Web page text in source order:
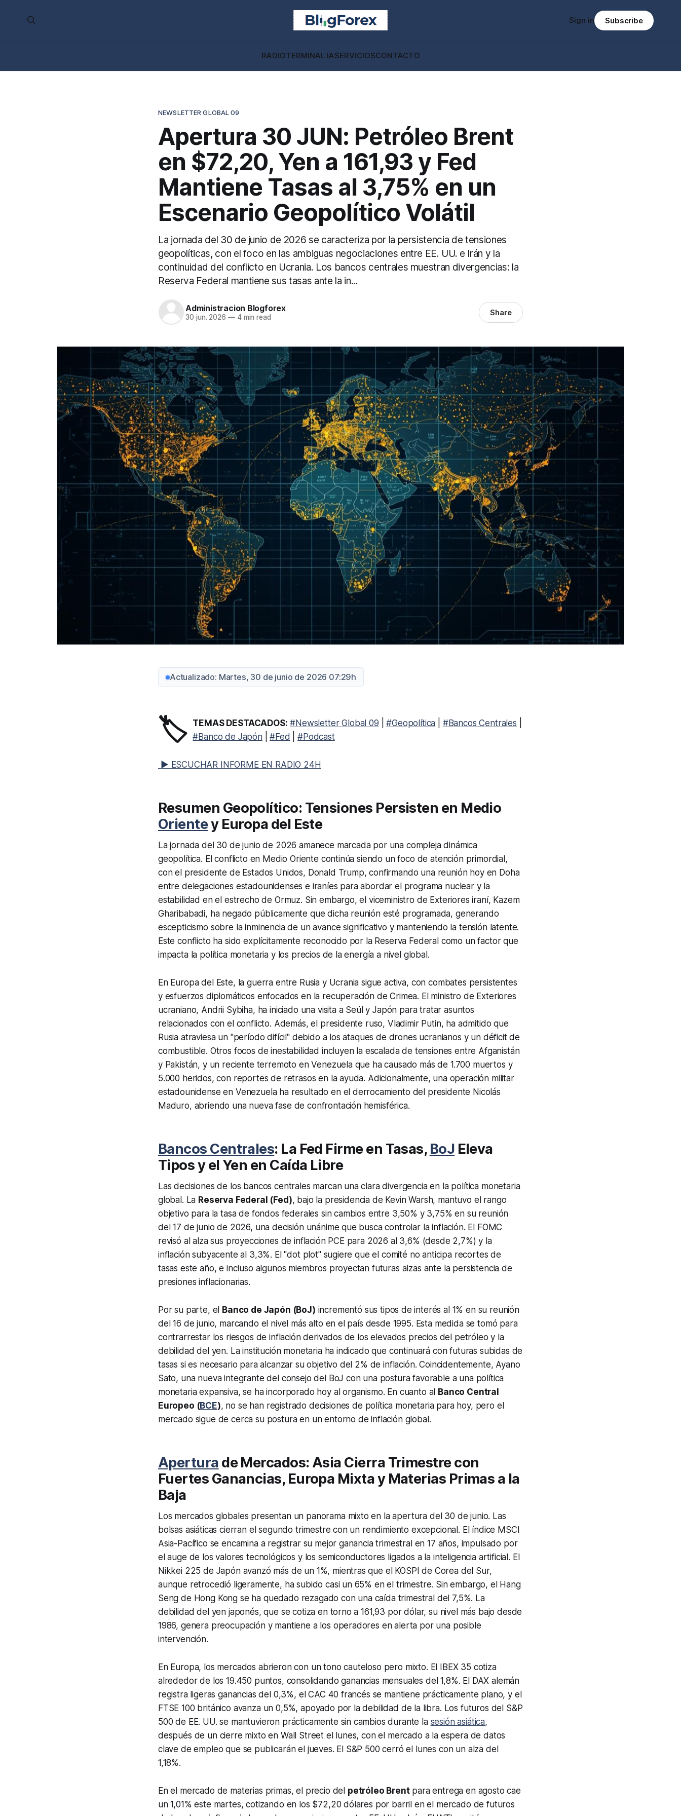
RADIOTERMINAL IASERVICIOSCONTACTO
Sign in Subscribe
NEWSLETTER GLOBAL 09
Apertura 30 JUN: Petróleo Brent
en $72,20, Yen a 161,93 y Fed
Mantiene Tasas al 3,75% en un
Escenario Geopolítico Volátil
La jornada del 30 de junio de 2026 se caracteriza por la persistencia de tensiones
geopolíticas, con el foco en las ambiguas negociaciones entre EE. UU. e Irán y la
continuidad del conflicto en Ucrania. Los bancos centrales muestran divergencias: la
Reserva Federal mantiene sus tasas ante la in...
Administracion Blogforex
30 jun. 2026 —4 min read Share
Actualizado: Martes, 30 de junio de 2026 07:29h
🏷️ TEMAS DESTACADOS: #Newsletter Global 09 |#Geopolítica #Bancos Centrales
#Banco de Japón|#Fed |#Podcast
▶ ESCUCHAR INFORME EN RADIO 24H
Resumen Geopolítico: Tensiones Persisten en Medio
Orientey Europa del Este
La jornada del 30 de junio de 2026 amanece marcada por una compleja dinámica
geopolítica. El conflicto en Medio Oriente continúa siendo un foco de atención primordial,
con el presidente de Estados Unidos, Donald Trump, confirmando una reunión hoy en Doha
entre delegaciones estadounidenses e iraníes para abordar el programa nuclear y la
estabilidad en el estrecho de Ormuz. Sin embargo, el viceministro de Exteriores iraní, Kazem
Gharibabadi, ha negado públicamente que dicha reunión esté programada, generando
escepticismo sobre la inminencia de un avance significativo y manteniendo la tensión latente.
Este conflicto ha sido explícitamente reconocido por la Reserva Federal como un factor que
impacta la política monetaria y los precios de la energía a nivel global.
En Europa del Este, la guerra entre Rusia y Ucrania sigue activa, con combates persistentes
y esfuerzos diplomáticos enfocados en la recuperación de Crimea. El ministro de Exteriores
ucraniano, Andrii Sybiha, ha iniciado una visita a Seúl y Japón para tratar asuntos
relacionados con el conflicto. Además, el presidente ruso, Vladimir Putin, ha admitido que
Rusia atraviesa un "período difícil" debido a los ataques de drones ucranianos y un déficit de
combustible. Otros focos de inestabilidad incluyen la escalada de tensiones entre Afganistán
y Pakistán, y un reciente terremoto en Venezuela que ha causado más de 1.700 muertos y
5.000 heridos, con reportes de retrasos en la ayuda. Adicionalmente, una operación militar
estadounidense en Venezuela ha resultado en el derrocamiento del presidente Nicolás
Maduro, abriendo una nueva fase de confrontación hemisférica.
Bancos Centrales: La Fed Firme en Tasas, BoJ Eleva
Tipos y el Yen en Caída Libre
Las decisiones de los bancos centrales marcan una clara divergencia en la política monetaria
global. La Reserva Federal (Fed), bajo la presidencia de Kevin Warsh, mantuvo el rango
objetivo para la tasa de fondos federales sin cambios entre 3,50% y 3,75% en su reunión
del 17 de junio de 2026, una decisión unánime que busca controlar la inflación. El FOMC
revisó al alza sus proyecciones de inflación PCE para 2026 al 3,6% (desde 2,7%) y la
inflación subyacente al 3,3%. El "dot plot" sugiere que el comité no anticipa recortes de
tasas este año, e incluso algunos miembros proyectan futuras alzas ante la persistencia de
presiones inflacionarias.
Por su parte, el Banco de Japón (BoJ) incrementó sus tipos de interés al 1% en su reunión
del 16 de junio, marcando el nivel más alto en el país desde 1995. Esta medida se tomó para
contrarrestar los riesgos de inflación derivados de los elevados precios del petróleo y la
debilidad del yen. La institución monetaria ha indicado que continuará con futuras subidas de
tasas si es necesario para alcanzar su objetivo del 2% de inflación. Coincidentemente, Ayano
Sato, una nueva integrante del consejo del BoJ con una postura favorable a una política
monetaria expansiva, se ha incorporado hoy al organismo. En cuanto al Banco Central
Europeo (BCE), no se han registrado decisiones de política monetaria para hoy, pero el
mercado sigue de cerca su postura en un entorno de inflación global.
Apertura de Mercados: Asia Cierra Trimestre con
Fuertes Ganancias, Europa Mixta y Materias Primas a la
Baja
Los mercados globales presentan un panorama mixto en la apertura del 30 de junio. Las
bolsas asiáticas cierran el segundo trimestre con un rendimiento excepcional. El índice MSCI
Asia-Pacífico se encamina a registrar su mejor ganancia trimestral en 17 años, impulsado por
el auge de los valores tecnológicos y los semiconductores ligados a la inteligencia artificial. El
Nikkei 225 de Japón avanzó más de un 1%, mientras que el KOSPI de Corea del Sur,
aunque retrocedió ligeramente, ha subido casi un 65% en el trimestre. Sin embargo, el Hang
Seng de Hong Kong se ha quedado rezagado con una caída trimestral del 7,5%. La
debilidad del yen japonés, que se cotiza en torno a 161,93 por dólar, su nivel más bajo desde
1986, genera preocupación y mantiene a los operadores en alerta por una posible
intervención.
En Europa, los mercados abrieron con un tono cauteloso pero mixto. El IBEX 35 cotiza
alrededor de los 19.450 puntos, consolidando ganancias mensuales del 1,8%. El DAX alemán
registra ligeras ganancias del 0,3%, el CAC 40 francés se mantiene prácticamente plano, y el
FTSE 100 británico avanza un 0,5%, apoyado por la debilidad de la libra. Los futuros del S&P
500 de EE. UU. se mantuvieron prácticamente sin cambios durante la sesión asiática,
después de un cierre mixto en Wall Street el lunes, con el mercado a la espera de datos
clave de empleo que se publicarán el jueves. El S&P 500 cerró el lunes con un alza del
1,18%.
En el mercado de materias primas, el precio del petróleo Brentpara entrega en agosto cae
un 1,01% este martes, cotizando en los $72,20 dólares por barril en el mercado de futuros